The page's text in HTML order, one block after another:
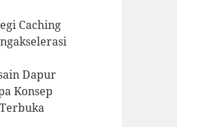
Caching
Dapur
Konsep